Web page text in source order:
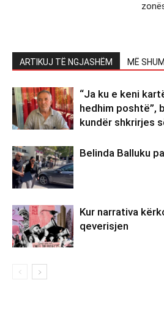
ARTIKUJ TË NGJASHËM MË
“Ja ku e keni
hedhim poshtë”,
kundër shkrirjes
Belinda Balluku
Kur narrativa
qeverisjen